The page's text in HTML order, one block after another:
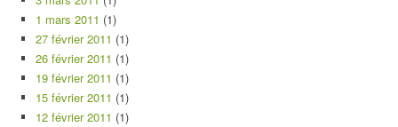
1 mars 2011 (1)
27 février 2011 (1)
26 février 2011 (1)
19 février 2011 (1)
15 février 2011 (1)
12 février 2011 (1)